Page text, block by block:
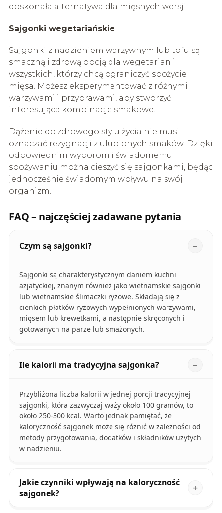
doskonała alternatywa dla mięsnych wersji.
Sajgonki wegetariańskie
Sajgonki z nadzieniem warzywnym lub tofu są
smaczną i zdrową opcją dla wegetarian i
wszystkich, którzy chcą ograniczyć spożycie
mięsa. Możesz eksperymentować z różnymi
warzywami i przyprawami, aby stworzyć
interesujące kombinacje smakowe.
Dążenie do zdrowego stylu życia nie musi
oznaczać rezygnacji z ulubionych smaków. Dzięki
odpowiednim wyborom i świadomemu
spożywaniu można cieszyć się sajgonkami, będąc
jednocześnie świadomym wpływu na swój
organizm.
FAQ – najczęściej zadawane pytania
Czym są sajgonki?
Sajgonki są charakterystycznym daniem kuchni
azjatyckiej, znanym również jako wietnamskie sajgonki
lub wietnamskie ślimaczki ryżowe. Składają się z
cienkich płatków ryżowych wypełnionych warzywami,
mięsem lub krewetkami, a następnie skręconych i
gotowanych na parze lub smażonych.
Ile kalorii ma tradycyjna sajgonka?
Przybliżona liczba kalorii w jednej porcji tradycyjnej
sajgonki, która zazwyczaj waży około 100 gramów, to
około 250-300 kcal. Warto jednak pamiętać, że
kaloryczność sajgonek może się różnić w zależności od
metody przygotowania, dodatków i składników użytych
w nadzieniu.
Jakie czynniki wpływają na kaloryczność
sajgonek?